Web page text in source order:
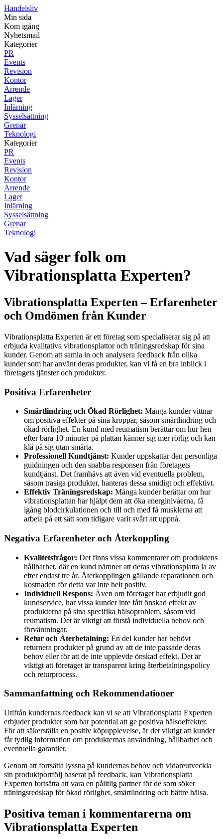
Handelsliv
Min sida
Kom igång
Nyhetsmail
Kategorier
PR
Events
Revision
Kontor
Arrende
Lager
Inlärning
Sysselsättning
Grenar
Teknologi
Kategorier
PR
Events
Revision
Kontor
Arrende
Lager
Inlärning
Sysselsättning
Grenar
Teknologi
Vad säger folk om
Vibrationsplatta Experten?
Vibrationsplatta Experten – Erfarenheter
och Omdömen från Kunder
Vibrationsplatta Experten är ett företag som specialiserar sig på att
erbjuda kvalitativa vibrationsplattor och träningsredskap för sina
kunder. Genom att samla in och analysera feedback från olika
kunder som har använt deras produkter, kan vi få en bra inblick i
företagets tjänster och produkter.
Positiva Erfarenheter
Smärtlindring och Ökad Rörlighet: Många kunder vittnar
om positiva effekter på sina kroppar, såsom smärtlindring och
ökad rörlighet. En kund med reumatism berättar om hur hen
efter bara 10 minuter på plattan känner sig mer rörlig och kan
klä på sig utan smärta.
Professionell Kundtjänst: Kunder uppskattar den personliga
guidningen och den snabba responsen från företagets
kundtjänst. Det framhävs att även vid eventuella problem,
såsom trasiga produkter, hanteras dessa smidigt och effektivt.
Effektiv Träningsredskap: Många kunder berättar om hur
vibrationsplattan har hjälpt dem att öka energinivåerna, få
igång blodcirkulationen och till och med få musklerna att
arbeta på ett sätt som tidigare varit svårt att uppnå.
Negativa Erfarenheter och Återkoppling
Kvalitetsfrågor: Det finns vissa kommentarer om produktens
hållbarhet, där en kund nämner att deras vibrationsplatta la av
efter endast tre år. Återkopplingen gällande reparationen och
kostnaden för detta var inte helt positiv.
Individuell Respons: Även om företaget har erbjudit god
kundservice, har vissa kunder inte fått önskad effekt av
produkterna på sina specifika hälsoproblem, såsom vid
reumatism. Det är viktigt att förstå individuella behov och
förväntningar.
Retur och Återbetalning: En del kunder har behövt
returnera produkter på grund av att de inte passade deras
behov eller för att de inte upplevde önskad effekt. Det är
viktigt att företaget är transparent kring återbetalningspolicy
och returprocess.
Sammanfattning och Rekommendationer
Utifrån kundernas feedback kan vi se att Vibrationsplatta Experten
erbjuder produkter som har potential att ge positiva hälsoeffekter.
För att säkerställa en positiv köpupplevelse, är det viktigt att kunder
får tydlig information om produkternas användning, hållbarhet och
eventuella garantier.
Genom att fortsätta lyssna på kundernas behov och vidareutveckla
sin produktportfölj baserat på feedback, kan Vibrationsplatta
Experten fortsätta att vara en pålitlig partner för de som söker
träningsredskap för ökad rörlighet, smärtlindring och bättre hälsa.
Positiva teman i kommentarerna om
Vibrationsplatta Experten